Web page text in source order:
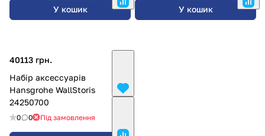
У кошик У кошик
40113 грн.
Набір аксессуарів
Hansgrohe WallStoris
24250700
0 0 Під замовлення